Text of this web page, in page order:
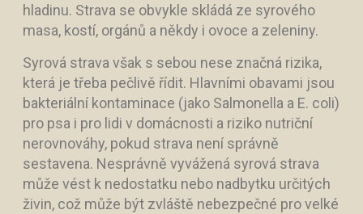
hladinu. Strava se obvykle skládá ze syrového
masa, kostí, orgánů a někdy i ovoce a zeleniny.
Syrová strava však s sebou nese značná rizika,
která je třeba pečlivě řídit. Hlavními obavami jsou
bakteriální kontaminace (jako Salmonella a E. coli)
pro psa i pro lidi v domácnosti a riziko nutriční
nerovnováhy, pokud strava není správně
sestavena. Nesprávně vyvážená syrová strava
může vést k nedostatku nebo nadbytku určitých
živin, což může být zvláště nebezpečné pro velké